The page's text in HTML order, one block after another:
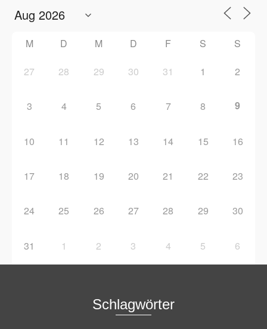
M D M D F S S
27 28 29 30 31 1 2
3 4 5 6 7 8 9
10 11 12 13 14 15 16
17 18 19 20 21 22 23
24 25 26 27 28 29 30
31 1 2 3 4 5 6
Schlagwörter